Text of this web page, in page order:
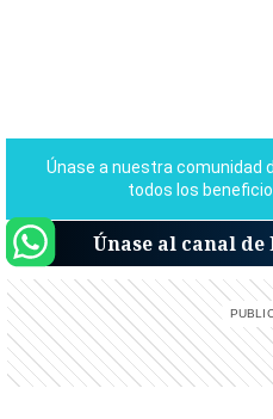
Únase al canal de